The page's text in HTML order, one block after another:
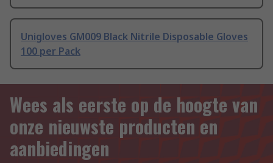
Unigloves GM009 Black Nitrile Disposable Gloves
100 per Pack
Wees als eerste op de hoogte van
onze nieuwste producten en
aanbiedingen